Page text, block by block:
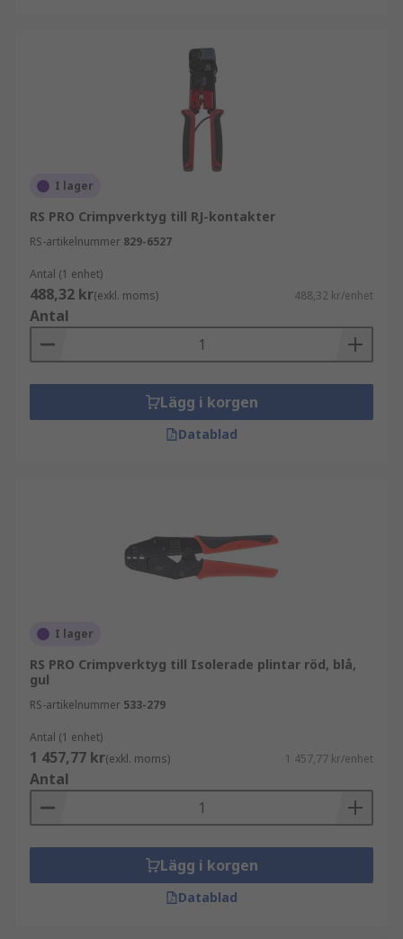
I lager
RS PRO Crimpverktyg till RJ-kontakter
RS-artikelnummer 829-6527
Antal (1 enhet)
488,32 kr(exkl. moms) 488,32 kr/enhet
Antal
Lägg i korgen
Datablad
I lager
RS PRO Crimpverktyg till Isolerade plintar röd, blå,
gul
RS-artikelnummer 533-279
Antal (1 enhet)
1 457,77 kr(exkl. moms) 1 457,77 kr/enhet
Antal
Lägg i korgen
Datablad